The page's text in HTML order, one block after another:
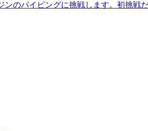
のパイピングに挑戦します。初挑戦